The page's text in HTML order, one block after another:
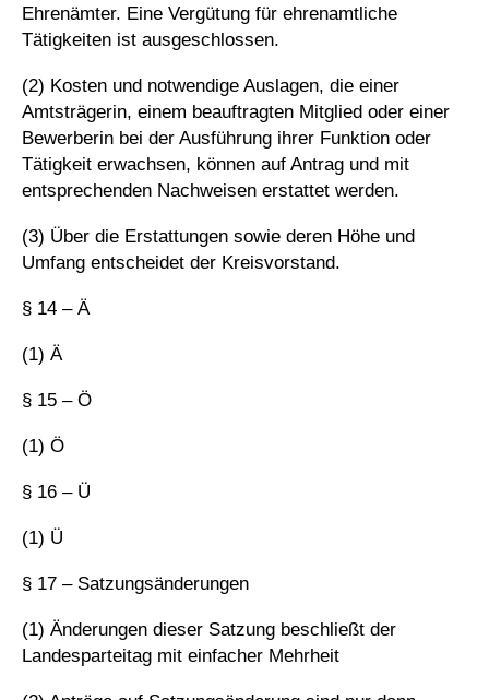
Ehrenämter. Eine Vergütung für ehrenamtliche
Tätigkeiten ist ausgeschlossen.
(2) Kosten und notwendige Auslagen, die einer
Amtsträgerin, einem beauftragten Mitglied oder einer
Bewerberin bei der Ausführung ihrer Funktion oder
Tätigkeit erwachsen, können auf Antrag und mit
entsprechenden Nachweisen erstattet werden.
(3) Über die Erstattungen sowie deren Höhe und
Umfang entscheidet der Kreisvorstand.
§ 14 – Ä
(1) Ä
§ 15 – Ö
(1) Ö
§ 16 – Ü
(1) Ü
§ 17 – Satzungsänderungen
(1) Änderungen dieser Satzung beschließt der
Landesparteitag mit einfacher Mehrheit